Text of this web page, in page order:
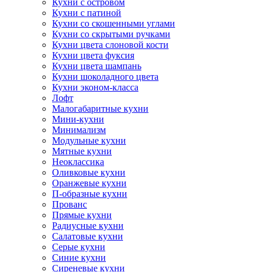
Кухни с патиной
Кухни со скошенными углами
Кухни со скрытыми ручками
Кухни цвета слоновой кости
Кухни цвета фуксия
Кухни цвета шампань
Кухни шоколадного цвета
Кухни эконом-класса
Лофт
Малогабаритные кухни
Мини-кухни
Минимализм
Модульные кухни
Мятные кухни
Неоклассика
Оливковые кухни
Оранжевые кухни
П-образные кухни
Прованс
Прямые кухни
Радиусные кухни
Салатовые кухни
Серые кухни
Синие кухни
Сиреневые кухни